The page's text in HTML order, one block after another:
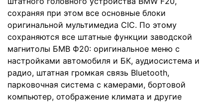
сохраняя при этом все основные блоки
оригинальной мультимедиа CIC. По этому
сохраняются все штатные функции заводской
магнитолы БМВ Ф20: оригинальное меню с
настройками автомобиля и БК, аудиосистема и
радио, штатная громкая связь Bluetooth,
парковочная система с камерами, бортовой
компьютер, отображение климата и другие